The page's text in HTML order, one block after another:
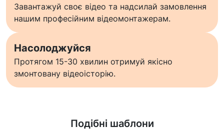
Завантажуй своє відео та надсилай замовлення
нашим професійним відеомонтажерам.
Насолоджуйся
Протягом 15-30 хвилин отримуй якісно
змонтовану відеоісторію.
Подібні шаблони
Дізнатися більше